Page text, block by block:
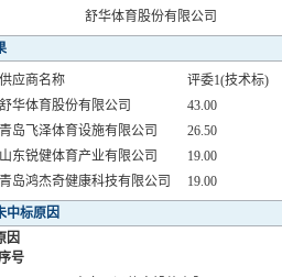
舒华体育股份有限公司
供应商名称 评委1(技术标)
舒华体育股份有限公司 43.00
青岛飞泽体育设施有限公司 26.50
山东锐健体育产业有限公司 19.00
青岛鸿杰奇健康科技有限公司 19.00
中标原因
因
号